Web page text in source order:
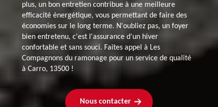
plus, un bon entretien contribue à une meilleure
efficacité énergétique, vous permettant de faire des
économies sur le long terme. N'oubliez pas, un foyer
bien entretenu, c'est l'assurance d'un hiver
confortable et sans souci. Faites appel à Les
Compagnons du ramonage pour un service de qualité
à Carro, 13500 !
Nous contacter